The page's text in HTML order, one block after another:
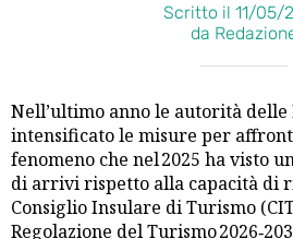
Scritto il 11/05/
da
Nell’ultimo anno le autorità delle
intensificato le misure per
fenomeno che nel 2025 ha visto
di arrivi rispetto alla capacità di
Consiglio Insulare di Turismo
Regolazione del Turismo